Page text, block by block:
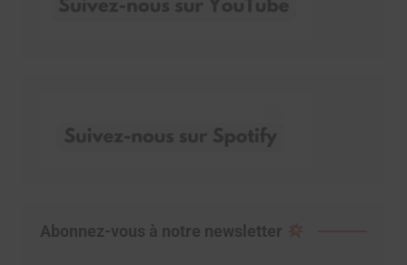
Abonnez-vous à notre newsletter